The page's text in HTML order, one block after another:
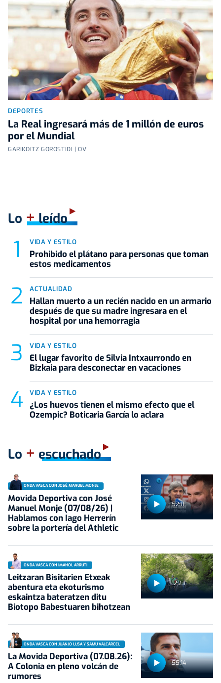
DEPORTES
La Real ingresará más de 1 millón de euros
por el Mundial
GARIKOITZ GOROSTIDI | OV
Lo +leído
VIDA Y ESTILO
Prohibido el plátano para personas que toman
estos medicamentos
ACTUALIDAD
Hallan muerto a un recién nacido en un armario
después de que su madre ingresara en el
hospital por una hemorragia
VIDA Y ESTILO
El lugar favorito de Silvia Intxaurrondo en
Bizkaia para desconectar en vacaciones
VIDA Y ESTILO
¿Los huevos tienen el mismo efecto que el
Ozempic? Boticaria García lo aclara
Lo + escuchado
52:11
ONDA VASCA CON JOSÉ MANUEL MONJE
Movida Deportiva con José
Manuel Monje (07/08/26) |
Hablamos con Iago Herrerín
sobre la portería del Athletic
12:23
ONDA VASCA CON IMANOL ARRUTI
Leitzaran Bisitarien Etxeak
abentura eta ekoturismo
eskaintza bateratzen ditu
Biotopo Babestuaren bihotzean
55:14
ONDA VASCA CON JUANJO LUSA Y SAMU VALCÁRCEL
La Movida Deportiva (07.08.26):
A Colonia en pleno volcán de
rumores